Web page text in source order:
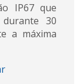
IP67 que
30
a máxima